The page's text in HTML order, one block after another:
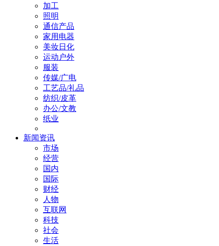
加工
照明
通信产品
家用电器
美妆日化
运动户外
服装
传媒/广电
工艺品/礼品
纺织/皮革
办公/文教
纸业
新闻资讯
市场
经营
国内
国际
财经
人物
互联网
科技
社会
生活